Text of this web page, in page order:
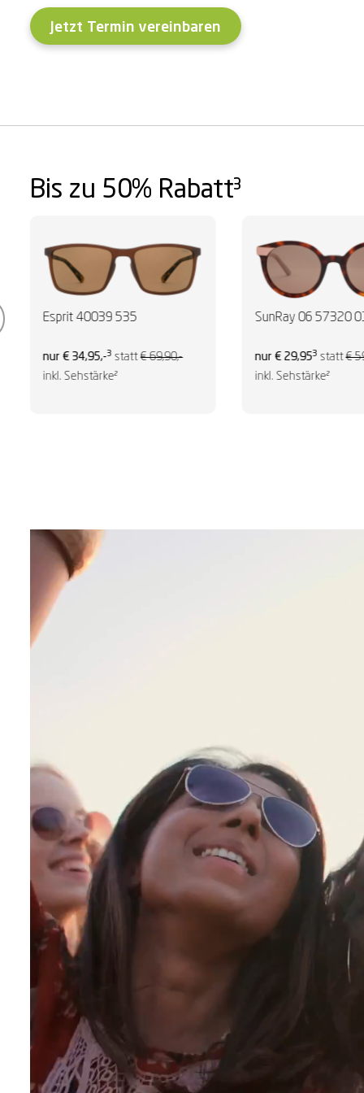
Jetzt Termin vereinbaren
Bis zu 50% Rabatt³
Esprit 40039 535
nur € 34,95,-3 statt€ 69,90,-
inkl. Sehstärke²
SunRay 06 57320
nur € 29,953 statt€
inkl. Sehstärke²